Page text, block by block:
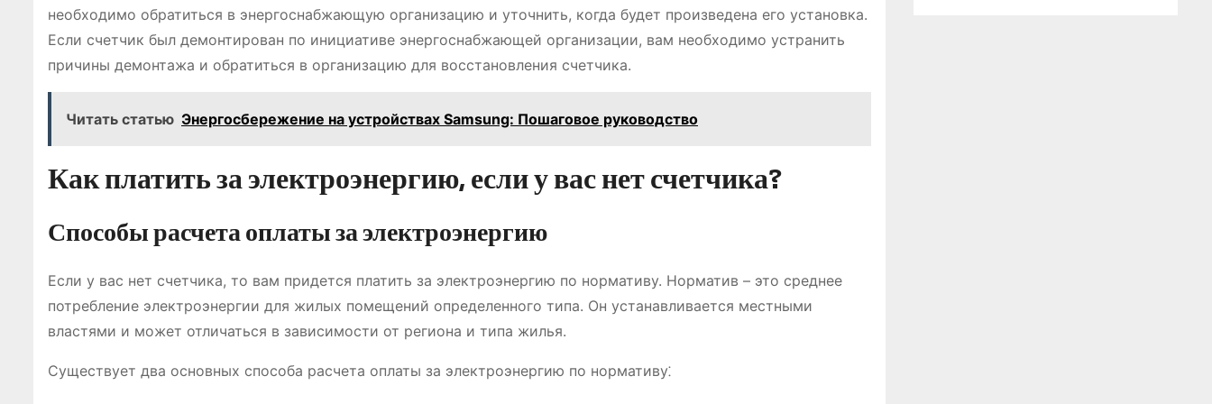
необходимо обратиться в энергоснабжающую организацию и уточнить, когда будет произведена его установка.
Если счетчик был демонтирован по инициативе энергоснабжающей организации, вам необходимо устранить
причины демонтажа и обратиться в организацию для восстановления счетчика.
Читать статью Энергосбережение на устройствах Samsung: Пошаговое руководство
Как платить за электроэнергию, если у вас нет счетчика?
Способы расчета оплаты за электроэнергию
Если у вас нет счетчика, то вам придется платить за электроэнергию по нормативу. Норматив – это среднее
потребление электроэнергии для жилых помещений определенного типа. Он устанавливается местными
властями и может отличаться в зависимости от региона и типа жилья.
Существует два основных способа расчета оплаты за электроэнергию по нормативу⁚